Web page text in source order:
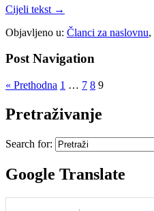
Cijeli tekst →
Objavljeno u: Članci za naslovnu,
Post Navigation
« Prethodna 1 … 7 8 9
Pretraživanje
Search for:
Google Translate